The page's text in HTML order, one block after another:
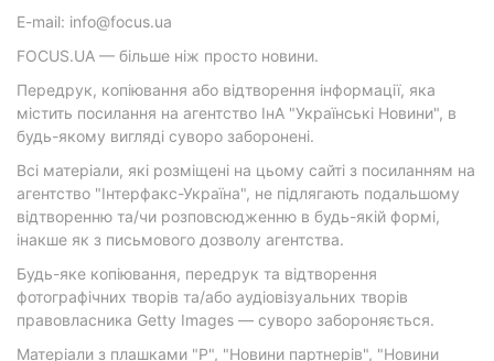
E-mail: info@focus.ua
FOCUS.UA — більше ніж просто новини.
Передрук, копіювання або відтворення інформації, яка
містить посилання на агентство ІнА "Українські Новини", в
будь-якому вигляді суворо заборонені.
Всі матеріали, які розміщені на цьому сайті з посиланням на
агентство "Інтерфакс-Україна", не підлягають подальшому
відтворенню та/чи розповсюдженню в будь-якій формі,
інакше як з письмового дозволу агентства.
Будь-яке копіювання, передрук та відтворення
фотографічних творів та/або аудіовізуальних творів
правовласника Getty Images — суворо забороняється.
Матеріали з плашками "Р", "Новини партнерів", "Новини